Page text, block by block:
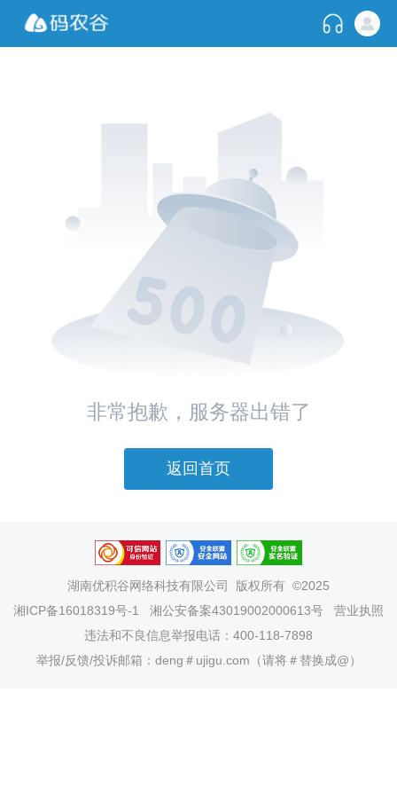
非常抱歉，服务器出错了
返回首页
湖南优积谷网络科技有限公司
版权所有 ©2025
湘ICP备16018319号-1
湘公安备案43019002000613号
营业执照
违法和不良信息举报电话：400-118-7898
举报/反馈/投诉邮箱：deng＃ujigu.com（请将＃替换成@）